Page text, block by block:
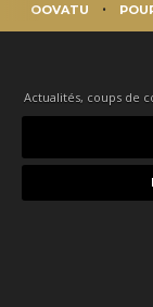
OOVATU
Actualités, coups de
e-